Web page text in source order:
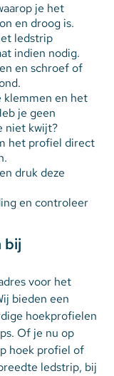
je het
en droog is.
ledstrip
indien nodig.
en schroef of
klemmen en het
je geen
niet kwijt?
het profiel direct
druk deze
en controleer
bij
voor het
bieden een
hoekprofielen
Of je nu op
hoek profiel of
ledstrip, bij